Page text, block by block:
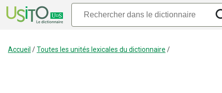
Accueil /Toutes les unités lexicales du dictionnaire /